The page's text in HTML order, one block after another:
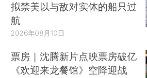
拟禁美以与敌对实体的船只过
航
2026年08月10日
票房｜沈腾新片点映票房破亿
《欢迎来龙餐馆》空降迎战